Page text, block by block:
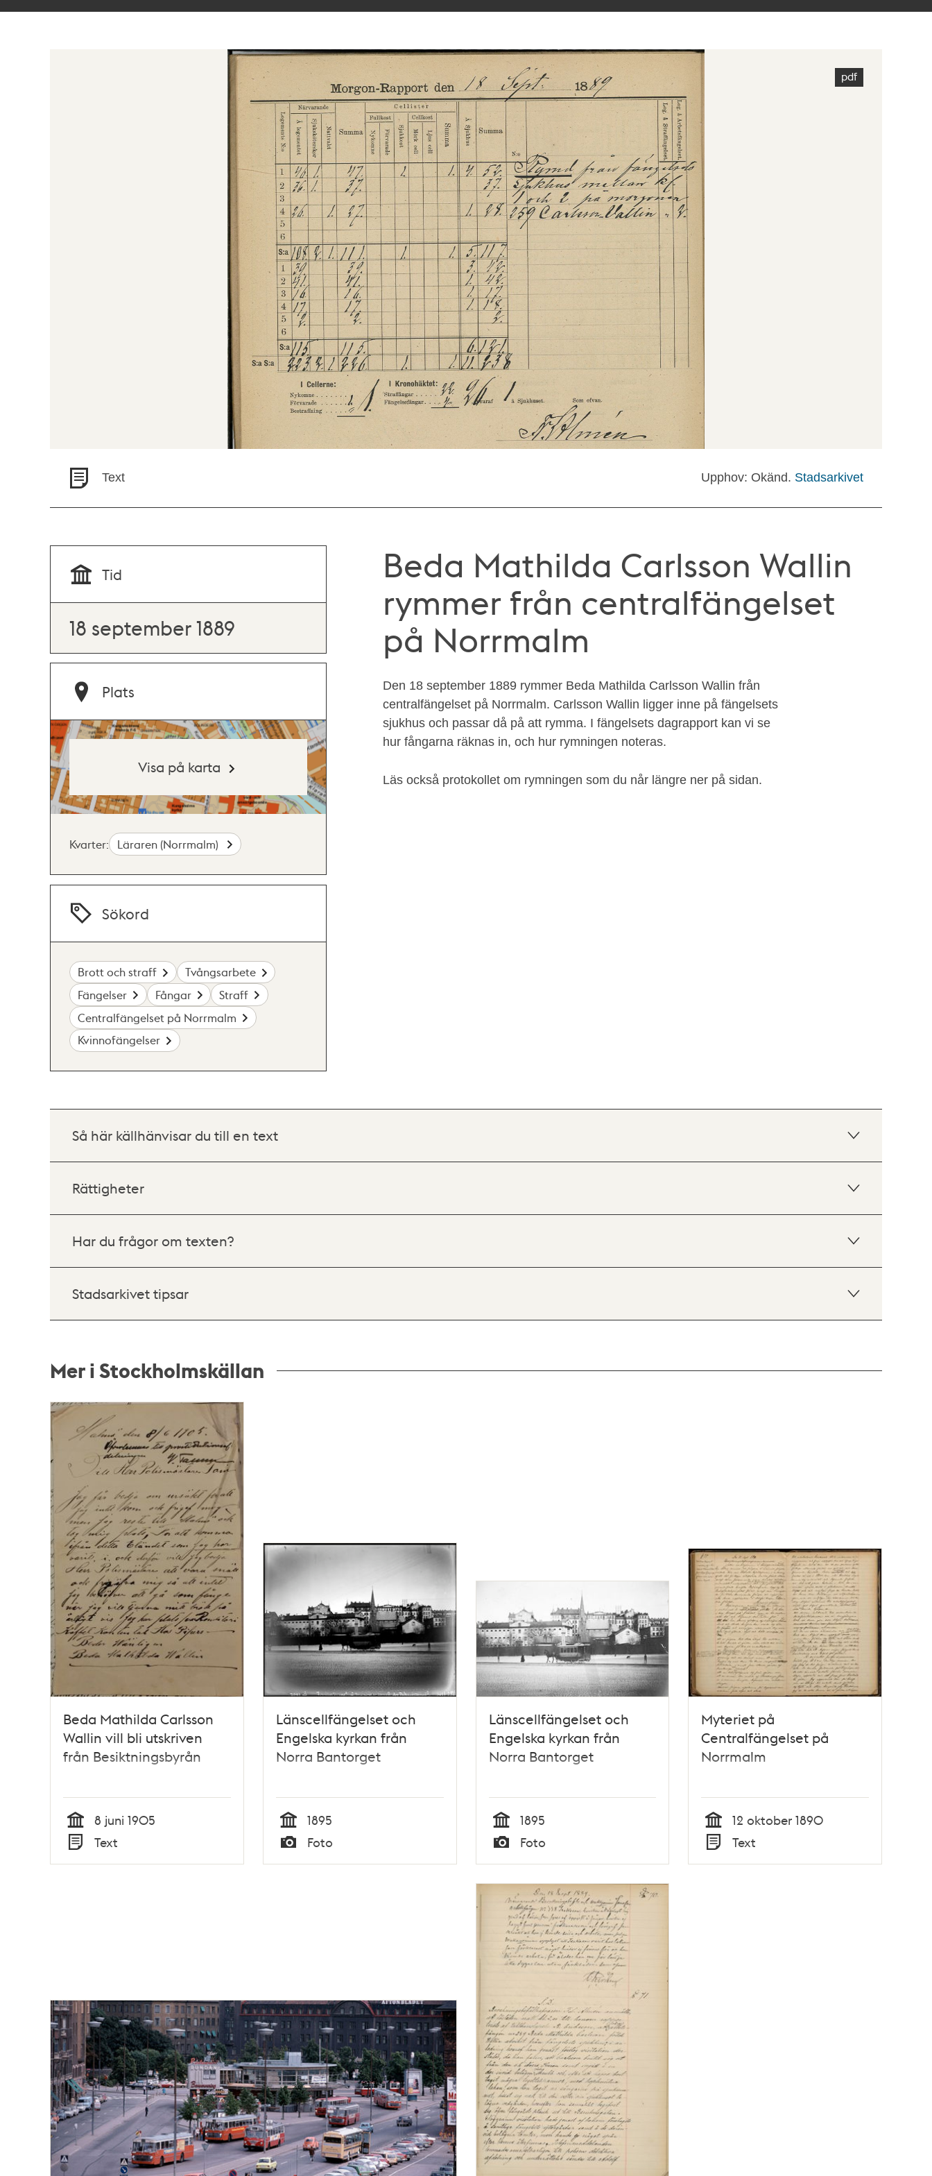
Text Upphov: Okänd. Stadsarkivet
Beda Mathilda Carlsson Wallin
rymmer från centralfängelset
på Norrmalm
Den 18 september 1889 rymmer Beda Mathilda Carlsson Wallin från
centralfängelset på Norrmalm. Carlsson Wallin ligger inne på fängelsets
sjukhus och passar då på att rymma. I fängelsets dagrapport kan vi se
hur fångarna räknas in, och hur rymningen noteras.
Läs också protokollet om rymningen som du når längre ner på sidan.
Tid
18 september 1889
Plats
Visa på karta
Kvarter: Läraren (Norrmalm)
Sökord
Brott och straff
Tvångsarbete
Fängelser
Fångar
Straff
Centralfängelset på Norrmalm
Kvinnofängelser
Så här källhänvisar du till en text
Rättigheter
Har du frågor om texten?
Stadsarkivet tipsar
Mer i Stockholmskällan
Relaterade
poster
teman
Beda Mathilda Carlsson
Wallin vill bli utskriven
från Besiktningsbyrån
Tid
8 juni 1905
Typ
Text
Länscellfängelset och
Engelska kyrkan från
Norra Bantorget
Tid
1895
Typ
Foto
Länscellfängelset och
Engelska kyrkan från
Norra Bantorget
Tid
1895
Typ
Foto
Myteriet på
Centralfängelset på
Norrmalm
Tid
12 oktober 1890
Typ
Text